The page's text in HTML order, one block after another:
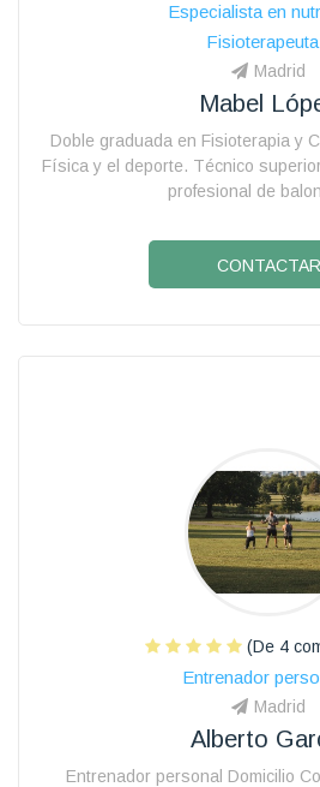
Especialista en
Fisioterapeuta
Madrid
Mabel
Doble graduada en Fisioterapia y
Física y el deporte. Técnico
profesional de
CONTACTAR
(De 4
Entrenador
Madrid
Alberto
Entrenador personal Domicilio